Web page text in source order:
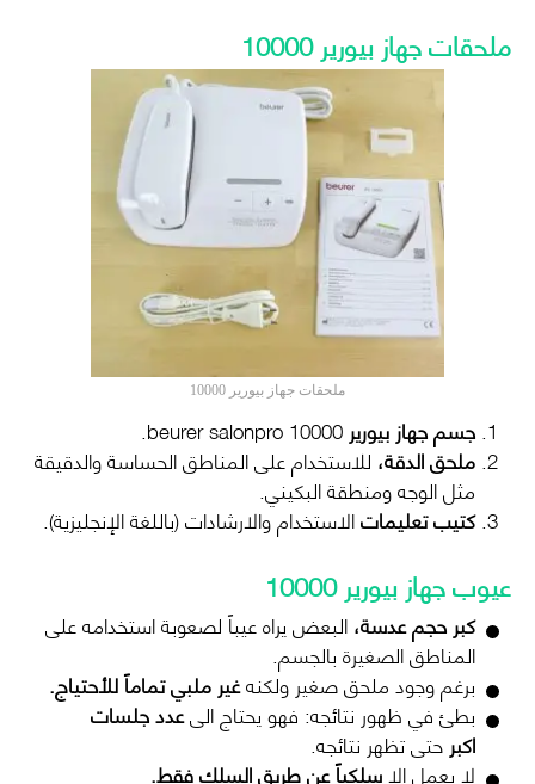
ملحقات جهاز بيورير 10000
ملحقات جهاز بيورير 10000
جسم جهاز بيورير
ملحق الدقة، للاستخدام على المناطق الحساسة والدقيقة
مثل الوجه ومنطقة البكيني.
كتيب تعليماتالاستخدام والارشادات (باللغة الإنجليزية).
عيوب جهاز بيورير 10000
كبر حجم عدسة،البعض يراه عيباً لصعوبة استخدامه على
المناطق الصغيرة بالجسم.
برغم وجود ملحق صغير ولكنهغير ملبي تماماً للأحتياج.
بطئ في ظهور نتائجه: فهو يحتاج الىعدد جلسات
اكبر حتى تظهر نتائجه.
لا يعمل إلاسلكياً عن طريق السلك فقط.